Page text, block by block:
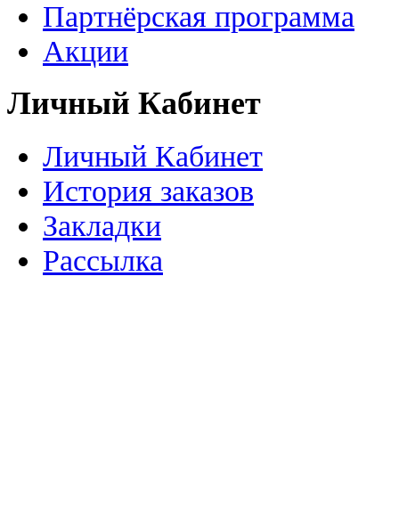
Партнёрская программа
Акции
Личный Кабинет
Личный Кабинет
История заказов
Закладки
Рассылка